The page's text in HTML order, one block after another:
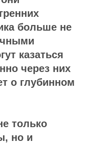
больше не
казаться
через них
о глубинном
только
но и